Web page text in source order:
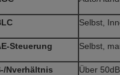
Selbst,
Steuerung Selbst,
Nverhältnis Über 50dB